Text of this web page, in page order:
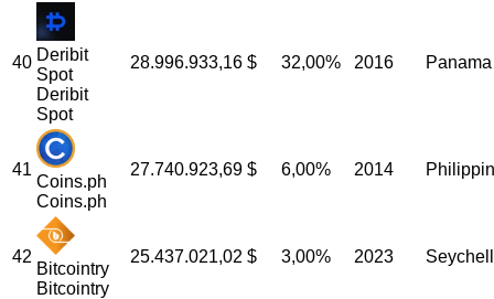
40 Deribit
Spot
Deribit
Spot
28.996.933,16 $ 32,00% 2016 Panama
41
Coins.ph
Coins.ph
27.740.923,69 $ 6,00% 2014
42
Bitcointry
Bitcointry
25.437.021,02 $ 3,00% 2023